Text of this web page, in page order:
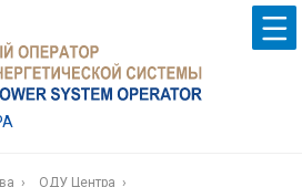
ОДУ Центра